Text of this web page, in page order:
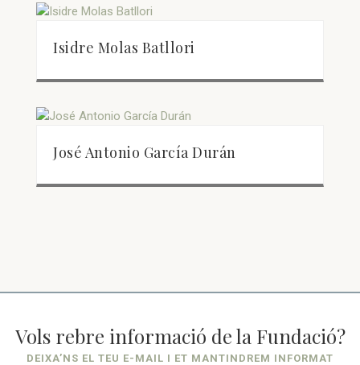
Isidre Molas Batllori
José Antonio García Durán
Vols rebre informació de la Fundació?
DEIXA’NS EL TEU E-MAIL I ET MANTINDREM INFORMAT